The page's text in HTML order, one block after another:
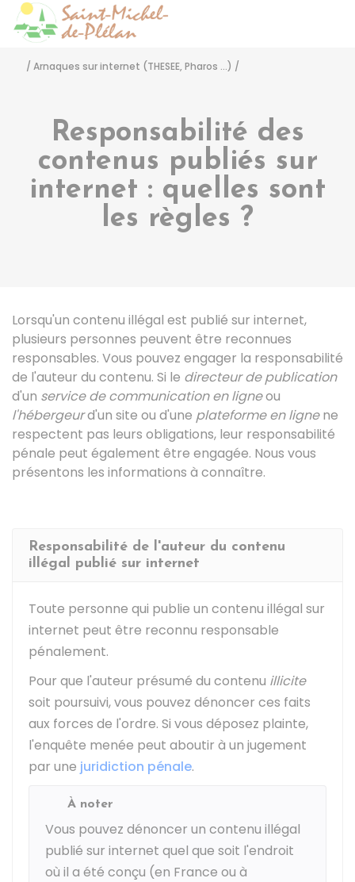
/ Arnaques sur internet (THESEE, Pharos ...) /
Responsabilité des
contenus publiés sur
internet : quelles sont
les règles ?
Lorsqu'un contenu illégal est publié sur internet,
plusieurs personnes peuvent être reconnues
responsables. Vous pouvez engager la responsabilité
de l'auteur du contenu. Si le directeur de publication
d'un service de communication en ligneou
l'hébergeurd'un site ou d'une plateforme en lignene
respectent pas leurs obligations, leur responsabilité
pénale peut également être engagée. Nous vous
présentons les informations à connaître.
Responsabilité de l'auteur du contenu
illégal publié sur internet
Toute personne qui publie un contenu illégal sur
internet peut être reconnu responsable
pénalement.
Pour que l'auteur présumé du contenu illicite
soit poursuivi, vous pouvez dénoncer ces faits
aux forces de l'ordre. Si vous déposez plainte,
l'enquête menée peut aboutir à un jugement
par une juridiction pénale.
À noter
Vous pouvez dénoncer un contenu illégal
publié sur internet quel que soit l'endroit
où il a été conçu (en France ou à